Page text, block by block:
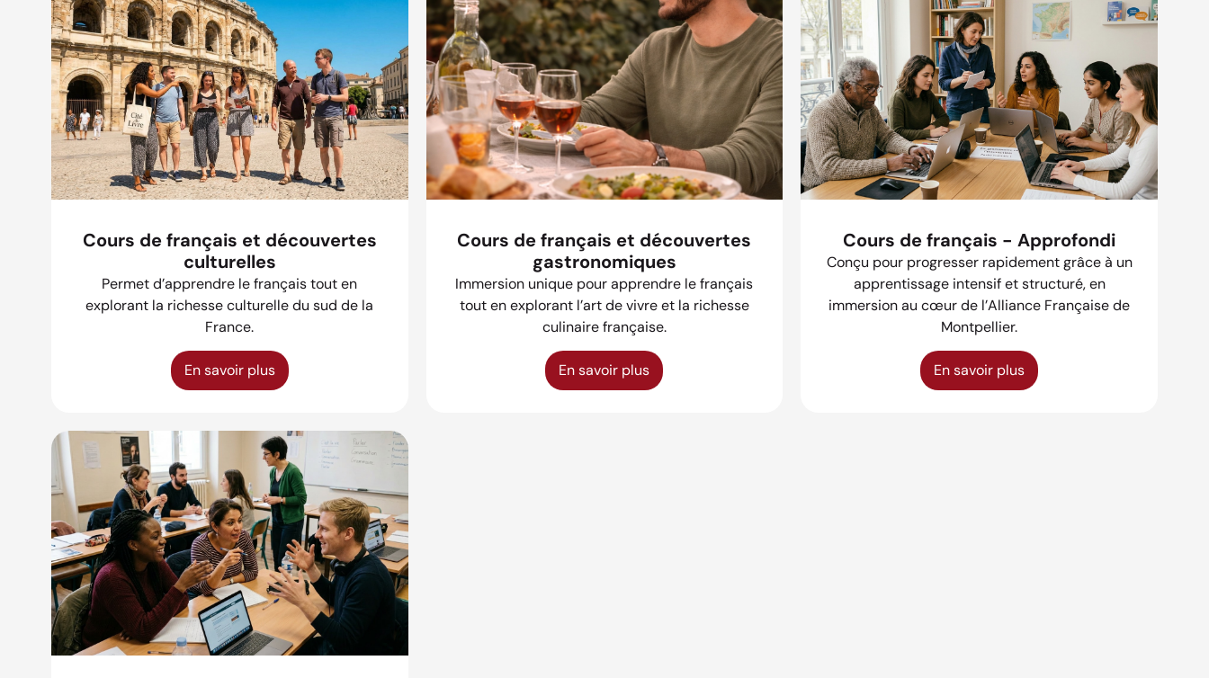
Cours de français et découvertes
culturelles
Permet d’apprendre le français tout en
explorant la richesse culturelle du sud de la
France.
En savoir plus
Cours de français et découvertes
gastronomiques
Immersion unique pour apprendre le français
tout en explorant l’art de vivre et la richesse
culinaire française.
En savoir plus
Cours de français - Approfondi
Conçu pour progresser rapidement grâce à un
apprentissage intensif et structuré, en
immersion au cœur de l’Alliance Française de
Montpellier.
En savoir plus